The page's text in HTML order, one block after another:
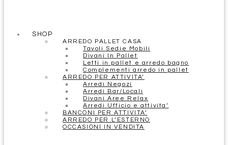
SHOP
ARREDO PALLET CASA
Tavoli Sedie Mobili
Divani In Pallet
Letti in pallet e arredo bagno
Complementi arredo in pallet
ARREDO PER ATTIVITA’
Arredi Negozi
Arredi Bar/Locali
Divani Aree Relax
Arredi Ufficio e attivita’
BANCONI PER ATTIVITA’
ARREDO PER L’ESTERNO
OCCASIONI IN VENDITA